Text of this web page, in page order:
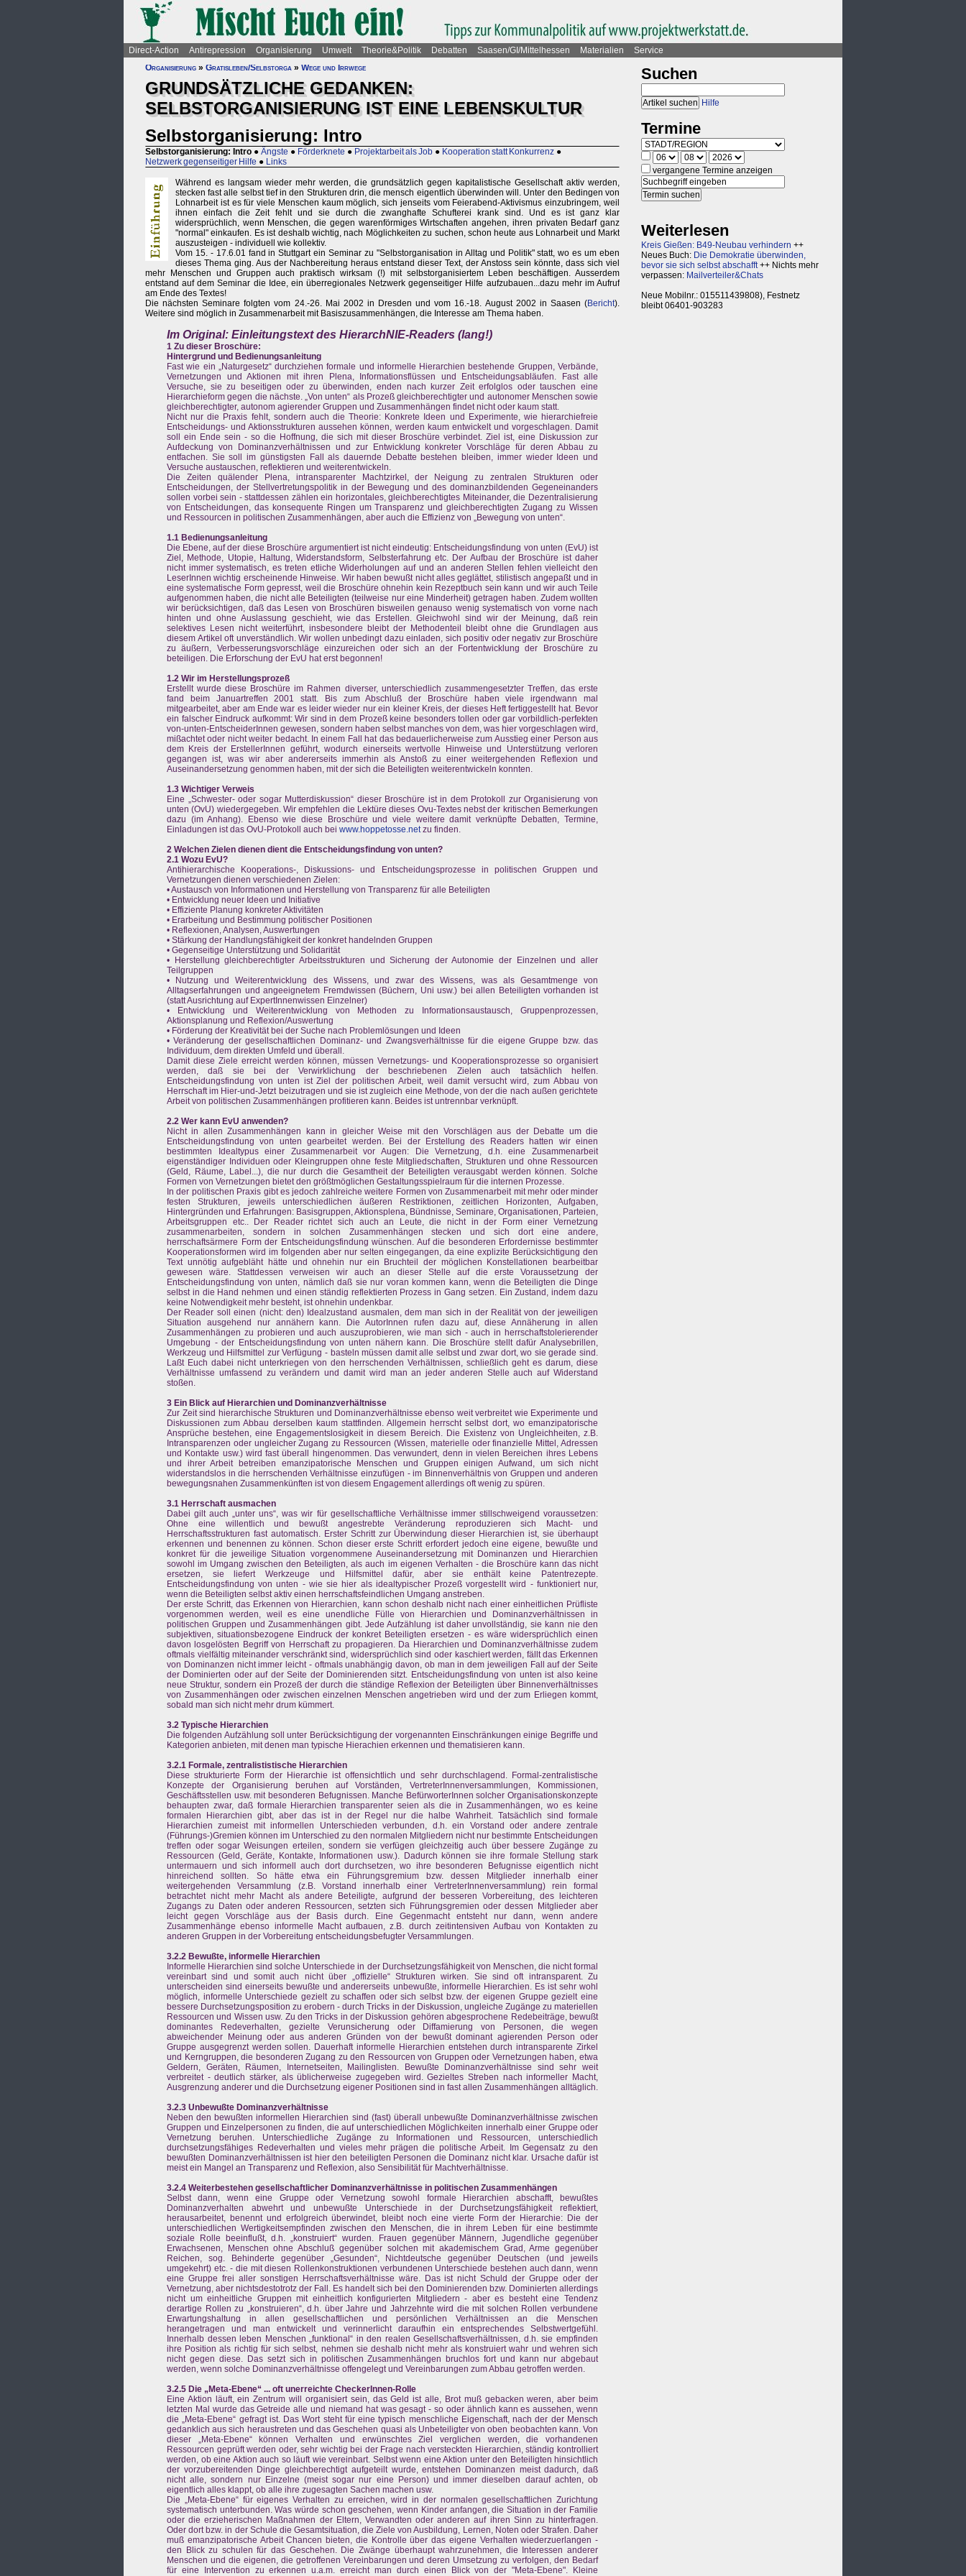
Direct-Action Antirepression Organisierung Umwelt Theorie&Politik Debatten Saasen/GI/Mittelhessen Materialien
Service
Organisierung » Gratisleben/Selbstorga » Wege und Irrwege
GRUNDSÄTZLICHE GEDANKEN:
SELBSTORGANISIERUNG IST EINE LEBENSKULTUR
Selbstorganisierung: Intro
Selbstorganisierung: Intro ● Ängste ● Förderknete ● Projektarbeit als Job ● Kooperation statt Konkurrenz ●
Netzwerk gegenseitiger Hilfe ● Links
Während es langsam wieder mehr werden, die grundsätzlich gegen kapitalistische Gesellschaft aktiv werden,
stecken fast alle selbst tief in den Strukturen drin, die mensch eigentlich überwinden will. Unter den Bedingen von
Lohnarbeit ist es für viele Menschen kaum möglich, sich jenseits vom Feierabend-Aktivismus einzubringem, weil
ihnen einfach die Zeit fehlt und sie durch die zwanghafte Schufterei krank sind. Und es ist ganz klar
widersprüchlich, wenn Menschen, die gegen warenförmiges Wirtschaften angehen, ihren privaten Bedarf ganz
"normal" einkaufen. Es ist deshalb wichtig, nach Möglichkeiten zu suchen, schon heute aus Lohnarbeit und Markt
auszusteigen - individuell wie kollektiv.
Vom 15. - 17.6.01 fand in Stuttgart ein Seminar zu "Selbstorganisation in Alltag und Politik" statt, wo es um eben
dieses Thema ging. Aus der Nachbereitung heraus entstand dieser Text, der Anstoss sein könnte, dass sich viel
mehr Menschen und Gruppen auch praktisch wirksam (!) mit selbstorganisiertem Leben beschäftigen. Ausserdem
entstand auf dem Seminar die Idee, ein überregionales Netzwerk gegenseitiger Hilfe aufzubauen...dazu mehr im Aufruf
am Ende des Textes!
Die nächsten Seminare folgten vom 24.-26. Mai 2002 in Dresden und vom 16.-18. August 2002 in Saasen (Bericht).
Weitere sind möglich in Zusammenarbeit mit Basiszusammenhängen, die Interesse am Thema haben.
Im Original: Einleitungstext des HierarchNIE-Readers (lang!)
1 Zu dieser Broschüre:
Hintergrund und Bedienungsanleitung
Fast wie ein „Naturgesetz“ durchziehen formale und informelle Hierarchien bestehende Gruppen, Verbände,
Vernetzungen und Aktionen mit ihren Plena, Informationsflüssen und Entscheidungsabläufen. Fast alle
Versuche, sie zu beseitigen oder zu überwinden, enden nach kurzer Zeit erfolglos oder tauschen eine
Hierarchieform gegen die nächste. „Von unten“ als Prozeß gleichberechtigter und autonomer Menschen sowie
gleichberechtigter, autonom agierender Gruppen und Zusammenhängen findet nicht oder kaum statt.
Nicht nur die Praxis fehlt, sondern auch die Theorie: Konkrete Ideen und Experimente, wie hierarchiefreie
Entscheidungs- und Aktionsstrukturen aussehen können, werden kaum entwickelt und vorgeschlagen. Damit
soll ein Ende sein - so die Hoffnung, die sich mit dieser Broschüre verbindet. Ziel ist, eine Diskussion zur
Aufdeckung von Dominanzverhältnissen und zur Entwicklung konkreter Vorschläge für deren Abbau zu
entfachen. Sie soll im günstigsten Fall als dauernde Debatte bestehen bleiben, immer wieder Ideen und
Versuche austauschen, reflektieren und weiterentwickeln.
Die Zeiten quälender Plena, intransparenter Machtzirkel, der Neigung zu zentralen Strukturen oder
Entscheidungen, der Stellvertretungspolitik in der Bewegung und des dominanzbildenden Gegeneinanders
sollen vorbei sein - stattdessen zählen ein horizontales, gleichberechtigtes Miteinander, die Dezentralisierung
von Entscheidungen, das konsequente Ringen um Transparenz und gleichberechtigten Zugang zu Wissen
und Ressourcen in politischen Zusammenhängen, aber auch die Effizienz von „Bewegung von unten“.
1.1 Bedienungsanleitung
Die Ebene, auf der diese Broschüre argumentiert ist nicht eindeutig: Entscheidungsfindung von unten (EvU) ist
Ziel, Methode, Utopie, Haltung, Widerstandsform, Selbsterfahrung etc. Der Aufbau der Broschüre ist daher
nicht immer systematisch, es treten etliche Widerholungen auf und an anderen Stellen fehlen vielleicht den
LeserInnen wichtig erscheinende Hinweise. Wir haben bewußt nicht alles geglättet, stilistisch angepaßt und in
eine systematische Form gepresst, weil die Broschüre ohnehin kein Rezeptbuch sein kann und wir auch Teile
aufgenommen haben, die nicht alle Beteiligten (teilweise nur eine Minderheit) getragen haben. Zudem wollten
wir berücksichtigen, daß das Lesen von Broschüren bisweilen genauso wenig systematisch von vorne nach
hinten und ohne Auslassung geschieht, wie das Erstellen. Gleichwohl sind wir der Meinung, daß rein
selektives Lesen nicht weiterführt, insbesondere bleibt der Methodenteil bleibt ohne die Grundlagen aus
diesem Artikel oft unverständlich. Wir wollen unbedingt dazu einladen, sich positiv oder negativ zur Broschüre
zu äußern, Verbesserungsvorschläge einzureichen oder sich an der Fortentwicklung der Broschüre zu
beteiligen. Die Erforschung der EvU hat erst begonnen!
1.2 Wir im Herstellungsprozeß
Erstellt wurde diese Broschüre im Rahmen diverser, unterschiedlich zusammengesetzter Treffen, das erste
fand beim Januartreffen 2001 statt. Bis zum Abschluß der Broschüre haben viele irgendwann mal
mitgearbeitet, aber am Ende war es leider wieder nur ein kleiner Kreis, der dieses Heft fertiggestellt hat. Bevor
ein falscher Eindruck aufkommt: Wir sind in dem Prozeß keine besonders tollen oder gar vorbildlich-perfekten
von-unten-EntscheiderInnen gewesen, sondern haben selbst manches von dem, was hier vorgeschlagen wird,
mißachtet oder nicht weiter bedacht. In einem Fall hat das bedauerlicherweise zum Ausstieg einer Person aus
dem Kreis der ErstellerInnen geführt, wodurch einerseits wertvolle Hinweise und Unterstützung verloren
gegangen ist, was wir aber andererseits immerhin als Anstoß zu einer weitergehenden Reflexion und
Auseinandersetzung genommen haben, mit der sich die Beteiligten weiterentwickeln konnten.
1.3 Wichtiger Verweis
Eine „Schwester- oder sogar Mutterdiskussion“ dieser Broschüre ist in dem Protokoll zur Organisierung von
unten (OvU) wiedergegeben. Wir empfehlen die Lektüre dieses Ovu-Textes nebst der kritischen Bemerkungen
dazu (im Anhang). Ebenso wie diese Broschüre und viele weitere damit verknüpfte Debatten, Termine,
Einladungen ist das OvU-Protokoll auch bei www.hoppetosse.netzu finden.
2 Welchen Zielen dienen dient die Entscheidungsfindung von unten?
2.1 Wozu EvU?
Antihierarchische Kooperations-, Diskussions- und Entscheidungsprozesse in politischen Gruppen und
Vernetzungen dienen verschiedenen Zielen:
• Austausch von Informationen und Herstellung von Transparenz für alle Beteiligten
• Entwicklung neuer Ideen und Initiative
• Effiziente Planung konkreter Aktivitäten
• Erarbeitung und Bestimmung politischer Positionen
• Reflexionen, Analysen, Auswertungen
• Stärkung der Handlungsfähigkeit der konkret handelnden Gruppen
• Gegenseitige Unterstützung und Solidarität
• Herstellung gleichberechtigter Arbeitsstrukturen und Sicherung der Autonomie der Einzelnen und aller
Teilgruppen
• Nutzung und Weiterentwicklung des Wissens, und zwar des Wissens, was als Gesamtmenge von
Alltagserfahrungen und angeeignetem Fremdwissen (Büchern, Uni usw.) bei allen Beteiligten vorhanden ist
(statt Ausrichtung auf ExpertInnenwissen Einzelner)
• Entwicklung und Weiterentwicklung von Methoden zu Informationsaustausch, Gruppenprozessen,
Aktionsplanung und Reflexion/Auswertung
• Förderung der Kreativität bei der Suche nach Problemlösungen und Ideen
• Veränderung der gesellschaftlichen Dominanz- und Zwangsverhältnisse für die eigene Gruppe bzw. das
Individuum, dem direkten Umfeld und überall.
Damit diese Ziele erreicht werden können, müssen Vernetzungs- und Kooperationsprozesse so organisiert
werden, daß sie bei der Verwirklichung der beschriebenen Zielen auch tatsächlich helfen.
Entscheidungsfindung von unten ist Ziel der politischen Arbeit, weil damit versucht wird, zum Abbau von
Herrschaft im Hier-und-Jetzt beizutragen und sie ist zugleich eine Methode, von der die nach außen gerichtete
Arbeit von politischen Zusammenhängen profitieren kann. Beides ist untrennbar verknüpft.
2.2 Wer kann EvU anwenden?
Nicht in allen Zusammenhängen kann in gleicher Weise mit den Vorschlägen aus der Debatte um die
Entscheidungsfindung von unten gearbeitet werden. Bei der Erstellung des Readers hatten wir einen
bestimmten Idealtypus einer Zusammenarbeit vor Augen: Die Vernetzung, d.h. eine Zusammenarbeit
eigenständiger Individuen oder Kleingruppen ohne feste Mitgliedschaften, Strukturen und ohne Ressourcen
(Geld, Räume, Label...), die nur durch die Gesamtheit der Beteiligten verausgabt werden können. Solche
Formen von Vernetzungen bietet den größtmöglichen Gestaltungsspielraum für die internen Prozesse.
In der politischen Praxis gibt es jedoch zahlreiche weitere Formen von Zusammenarbeit mit mehr oder minder
festen Strukturen, jeweils unterschiedlichen äußeren Restriktionen, zeitlichen Horizonten, Aufgaben,
Hintergründen und Erfahrungen: Basisgruppen, Aktionsplena, Bündnisse, Seminare, Organisationen, Parteien,
Arbeitsgruppen etc.. Der Reader richtet sich auch an Leute, die nicht in der Form einer Vernetzung
zusammenarbeiten, sondern in solchen Zusammenhängen stecken und sich dort eine andere,
herrschaftsärmere Form der Entscheidungsfindung wünschen. Auf die besonderen Erfordernisse bestimmter
Kooperationsformen wird im folgenden aber nur selten eingegangen, da eine explizite Berücksichtigung den
Text unnötig aufgebläht hätte und ohnehin nur ein Bruchteil der möglichen Konstellationen bearbeitbar
gewesen wäre. Stattdessen verweisen wir auch an dieser Stelle auf die erste Voraussetzung der
Entscheidungsfindung von unten, nämlich daß sie nur voran kommen kann, wenn die Beteiligten die Dinge
selbst in die Hand nehmen und einen ständig reflektierten Prozess in Gang setzen. Ein Zustand, indem dazu
keine Notwendigkeit mehr besteht, ist ohnehin undenkbar.
Der Reader soll einen (nicht: den) Idealzustand ausmalen, dem man sich in der Realität von der jeweiligen
Situation ausgehend nur annähern kann. Die AutorInnen rufen dazu auf, diese Annäherung in allen
Zusammenhängen zu probieren und auch auszuprobieren, wie man sich - auch in herrschaftstolerierender
Umgebung - der Entscheidungsfindung von unten nähern kann. Die Broschüre stellt dafür Analysebrillen,
Werkzeug und Hilfsmittel zur Verfügung - basteln müssen damit alle selbst und zwar dort, wo sie gerade sind.
Laßt Euch dabei nicht unterkriegen von den herrschenden Verhältnissen, schließlich geht es darum, diese
Verhältnisse umfassend zu verändern und damit wird man an jeder anderen Stelle auch auf Widerstand
stoßen.
3 Ein Blick auf Hierarchien und Dominanzverhältnisse
Zur Zeit sind hierarchische Strukturen und Dominanzverhältnisse ebenso weit verbreitet wie Experimente und
Diskussionen zum Abbau derselben kaum stattfinden. Allgemein herrscht selbst dort, wo emanzipatorische
Ansprüche bestehen, eine Engagementslosigkeit in diesem Bereich. Die Existenz von Ungleichheiten, z.B.
Intransparenzen oder ungleicher Zugang zu Ressourcen (Wissen, materielle oder finanzielle Mittel, Adressen
und Kontakte usw.) wird fast überall hingenommen. Das verwundert, denn in vielen Bereichen ihres Lebens
und ihrer Arbeit betreiben emanzipatorische Menschen und Gruppen einigen Aufwand, um sich nicht
widerstandslos in die herrschenden Verhältnisse einzufügen - im Binnenverhältnis von Gruppen und anderen
bewegungsnahen Zusammenkünften ist von diesem Engagement allerdings oft wenig zu spüren.
3.1 Herrschaft ausmachen
Dabei gilt auch „unter uns“, was wir für gesellschaftliche Verhältnisse immer stillschweigend voraussetzen:
Ohne eine willentlich und bewußt angestrebte Veränderung reproduzieren sich Macht- und
Herrschaftsstrukturen fast automatisch. Erster Schritt zur Überwindung dieser Hierarchien ist, sie überhaupt
erkennen und benennen zu können. Schon dieser erste Schritt erfordert jedoch eine eigene, bewußte und
konkret für die jeweilige Situation vorgenommene Auseinandersetzung mit Dominanzen und Hierarchien
sowohl im Umgang zwischen den Beteiligten, als auch im eigenen Verhalten - die Broschüre kann das nicht
ersetzen, sie liefert Werkzeuge und Hilfsmittel dafür, aber sie enthält keine Patentrezepte.
Entscheidungsfindung von unten - wie sie hier als idealtypischer Prozeß vorgestellt wird - funktioniert nur,
wenn die Beteiligten selbst aktiv einen herrschaftsfeindlichen Umgang anstreben.
Der erste Schritt, das Erkennen von Hierarchien, kann schon deshalb nicht nach einer einheitlichen Prüfliste
vorgenommen werden, weil es eine unendliche Fülle von Hierarchien und Dominanzverhältnissen in
politischen Gruppen und Zusammenhängen gibt. Jede Aufzählung ist daher unvollständig, sie kann nie den
subjektiven, situationsbezogene Eindruck der konkret Beteiligten ersetzen - es wäre widersprüchlich einen
davon losgelösten Begriff von Herrschaft zu propagieren. Da Hierarchien und Dominanzverhältnisse zudem
oftmals vielfältig miteinander verschränkt sind, widersprüchlich sind oder kaschiert werden, fällt das Erkennen
von Dominanzen nicht immer leicht - oftmals unabhängig davon, ob man in dem jeweiligen Fall auf der Seite
der Dominierten oder auf der Seite der Dominierenden sitzt. Entscheidungsfindung von unten ist also keine
neue Struktur, sondern ein Prozeß der durch die ständige Reflexion der Beteiligten über Binnenverhältnisses
von Zusammenhängen oder zwischen einzelnen Menschen angetrieben wird und der zum Erliegen kommt,
sobald man sich nicht mehr drum kümmert.
3.2 Typische Hierarchien
Die folgenden Aufzählung soll unter Berücksichtigung der vorgenannten Einschränkungen einige Begriffe und
Kategorien anbieten, mit denen man typische Hierachien erkennen und thematisieren kann.
3.2.1 Formale, zentralististische Hierarchien
Diese strukturierte Form der Hierarchie ist offensichtlich und sehr durchschlagend. Formal-zentralistische
Konzepte der Organisierung beruhen auf Vorständen, VertreterInnenversammlungen, Kommissionen,
Geschäftsstellen usw. mit besonderen Befugnissen. Manche BefürworterInnen solcher Organisationskonzepte
behaupten zwar, daß formale Hierarchien transparenter seien als die in Zusammenhängen, wo es keine
formalen Hierarchien gibt, aber das ist in der Regel nur die halbe Wahrheit. Tatsächlich sind formale
Hierarchien zumeist mit informellen Unterschieden verbunden, d.h. ein Vorstand oder andere zentrale
(Führungs-)Gremien können im Unterschied zu den normalen Mitgliedern nicht nur bestimmte Entscheidungen
treffen oder sogar Weisungen erteilen, sondern sie verfügen gleichzeitig auch über bessere Zugänge zu
Ressourcen (Geld, Geräte, Kontakte, Informationen usw.). Dadurch können sie ihre formale Stellung stark
untermauern und sich informell auch dort durchsetzen, wo ihre besonderen Befugnisse eigentlich nicht
hinreichend sollten. So hätte etwa ein Führungsgremium bzw. dessen Mitglieder innerhalb einer
weitergehenden Versammlung (z.B. Vorstand innerhalb einer VertreterInnenversammlung) rein formal
betrachtet nicht mehr Macht als andere Beteiligte, aufgrund der besseren Vorbereitung, des leichteren
Zugangs zu Daten oder anderen Ressourcen, setzten sich Führungsgremien oder dessen Mitglieder aber
leicht gegen Vorschläge aus der Basis durch. Eine Gegenmacht entsteht nur dann, wenn andere
Zusammenhänge ebenso informelle Macht aufbauen, z.B. durch zeitintensiven Aufbau von Kontakten zu
anderen Gruppen in der Vorbereitung entscheidungsbefugter Versammlungen.
3.2.2 Bewußte, informelle Hierarchien
Informelle Hierarchien sind solche Unterschiede in der Durchsetzungsfähigkeit von Menschen, die nicht formal
vereinbart sind und somit auch nicht über „offizielle“ Strukturen wirken. Sie sind oft intransparent. Zu
unterscheiden sind einerseits bewußte und andererseits unbewußte, informelle Hierarchien. Es ist sehr wohl
möglich, informelle Unterschiede gezielt zu schaffen oder sich selbst bzw. der eigenen Gruppe gezielt eine
bessere Durchsetzungsposition zu erobern - durch Tricks in der Diskussion, ungleiche Zugänge zu materiellen
Ressourcen und Wissen usw. Zu den Tricks in der Diskussion gehören abgesprochene Redebeiträge, bewußt
dominantes Redeverhalten, gezielte Verunsicherung oder Diffamierung von Personen, die wegen
abweichender Meinung oder aus anderen Gründen von der bewußt dominant agierenden Person oder
Gruppe ausgegrenzt werden sollen. Dauerhaft informelle Hierarchien entstehen durch intransparente Zirkel
und Kerngruppen, die besonderen Zugang zu den Ressourcen von Gruppen oder Vernetzungen haben, etwa
Geldern, Geräten, Räumen, Internetseiten, Mailinglisten. Bewußte Dominanzverhältnisse sind sehr weit
verbreitet - deutlich stärker, als üblicherweise zugegeben wird. Gezieltes Streben nach informeller Macht,
Ausgrenzung anderer und die Durchsetzung eigener Positionen sind in fast allen Zusammenhängen alltäglich.
3.2.3 Unbewußte Dominanzverhältnisse
Neben den bewußten informellen Hierarchien sind (fast) überall unbewußte Dominanzverhältnisse zwischen
Gruppen und Einzelpersonen zu finden, die auf unterschiedlichen Möglichkeiten innerhalb einer Gruppe oder
Vernetzung beruhen. Unterschiedliche Zugänge zu Informationen und Ressourcen, unterschiedlich
durchsetzungsfähiges Redeverhalten und vieles mehr prägen die politische Arbeit. Im Gegensatz zu den
bewußten Dominanzverhältnissen ist hier den beteiligten Personen die Dominanz nicht klar. Ursache dafür ist
meist ein Mangel an Transparenz und Reflexion, also Sensibilität für Machtverhältnisse.
3.2.4 Weiterbestehen gesellschaftlicher Dominanzverhältnisse in politischen Zusammenhängen
Selbst dann, wenn eine Gruppe oder Vernetzung sowohl formale Hierarchien abschafft, bewußtes
Dominanzverhalten abwehrt und unbewußte Unterschiede in der Durchsetzungsfähigkeit reflektiert,
herausarbeitet, benennt und erfolgreich überwindet, bleibt noch eine vierte Form der Hierarchie: Die der
unterschiedlichen Wertigkeitsempfinden zwischen den Menschen, die in ihrem Leben für eine bestimmte
soziale Rolle beeinflußt, d.h. „konstruiert“ wurden. Frauen gegenüber Männern, Jugendliche gegenüber
Erwachsenen, Menschen ohne Abschluß gegenüber solchen mit akademischem Grad, Arme gegenüber
Reichen, sog. Behinderte gegenüber „Gesunden“, Nichtdeutsche gegenüber Deutschen (und jeweils
umgekehrt) etc. - die mit diesen Rollenkonstruktionen verbundenen Unterschiede bestehen auch dann, wenn
eine Gruppe frei aller sonstigen Herrschaftsverhältnisse wäre. Das ist nicht Schuld der Gruppe oder der
Vernetzung, aber nichtsdestotrotz der Fall. Es handelt sich bei den Dominierenden bzw. Dominierten allerdings
nicht um einheitliche Gruppen mit einheitlich konfigurierten Mitgliedern - aber es besteht eine Tendenz
derartige Rollen zu „konstruieren“, d.h. über Jahre und Jahrzehnte wird die mit solchen Rollen verbundene
Erwartungshaltung in allen gesellschaftlichen und persönlichen Verhältnissen an die Menschen
herangetragen und man entwickelt und verinnerlicht daraufhin ein entsprechendes Selbstwertgefühl.
Innerhalb dessen leben Menschen „funktional“ in den realen Gesellschaftsverhältnissen, d.h. sie empfinden
ihre Position als richtig für sich selbst, nehmen sie deshalb nicht mehr als konstruiert wahr und wehren sich
nicht gegen diese. Das setzt sich in politischen Zusammenhängen bruchlos fort und kann nur abgebaut
werden, wenn solche Dominanzverhältnisse offengelegt und Vereinbarungen zum Abbau getroffen werden.
3.2.5 Die „Meta-Ebene“ ... oft unerreichte CheckerInnen-Rolle
Eine Aktion läuft, ein Zentrum will organisiert sein, das Geld ist alle, Brot muß gebacken weren, aber beim
letzten Mal wurde das Getreide alle und niemand hat was gesagt - so oder ähnlich kann es aussehen, wenn
die „Meta-Ebene“ gefragt ist. Das Wort steht für eine typisch menschliche Eigenschaft, nach der der Mensch
gedanklich aus sich heraustreten und das Geschehen quasi als Unbeteiligter von oben beobachten kann. Von
dieser „Meta-Ebene“ können Verhalten und erwünschtes Ziel verglichen werden, die vorhandenen
Ressourcen geprüft werden oder, sehr wichtig bei der Frage nach versteckten Hierarchien, ständig kontrolliert
werden, ob eine Aktion auch so läuft wie vereinbart. Selbst wenn eine Aktion unter den Beteiligten hinsichtlich
der vorzubereitenden Dinge gleichberechtigt aufgeteilt wurde, entstehen Dominanzen meist dadurch, daß
nicht alle, sondern nur Einzelne (meist sogar nur eine Person) und immer dieselben darauf achten, ob
eigentlich alles klappt, ob alle ihre zugesagten Sachen machen usw.
Die „Meta-Ebene“ für eigenes Verhalten zu erreichen, wird in der normalen gesellschaftlichen Zurichtung
systematisch unterbunden. Was würde schon geschehen, wenn Kinder anfangen, die Situation in der Familie
oder die erzieherischen Maßnahmen der Eltern, Verwandten oder anderen auf ihren Sinn zu hinterfragen.
Oder dort bzw. in der Schule die Gesamtsituation, die Ziele von Ausbildung, Lernen, Noten oder Strafen. Daher
muß emanzipatorische Arbeit Chancen bieten, die Kontrolle über das eigene Verhalten wiederzuerlangen -
den Blick zu schulen für das Geschehen. Die Zwänge überhaupt wahrzunehmen, die Interessen anderer
Menschen und die eigenen, die getroffenen Vereinbarungen und deren Umsetzung zu verfolgen, den Bedarf
für eine Intervention zu erkennen u.a.m. erreicht man durch einen Blick von der "Meta-Ebene". Kleine
Suchen
Hilfe
Termine
vergangene Termine anzeigen
Weiterlesen
Kreis Gießen: B49-Neubau verhindern ++
Neues Buch: Die Demokratie überwinden,
bevor sie sich selbst abschafft++ Nichts mehr
verpassen: Mailverteiler&Chats
Neue Mobilnr.: 015511439808), Festnetz
bleibt 06401-903283